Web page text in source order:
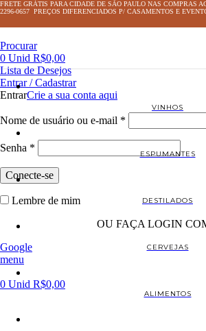
FRETE GRÁTIS PARA CIDADE DE SÃO PAULO NAS COMPRAS
2296-0657 PREÇOS DIFERENCIADOS P/ CASAMENTOS E
Procurar
0 Unid R$0,00
Lista de Desejos
Entrar / Cadastrar
EntrarCrie a sua conta aqui
Nome de usuário ou e-mail *
Senha *
Conecte-se
Lembre de mim
OU FAÇA LOGIN
Google
menu
0 Unid R$0,00
VINHOS
ESPUMANTES
DESTILADOS
CERVEJAS
ALIMENTOS